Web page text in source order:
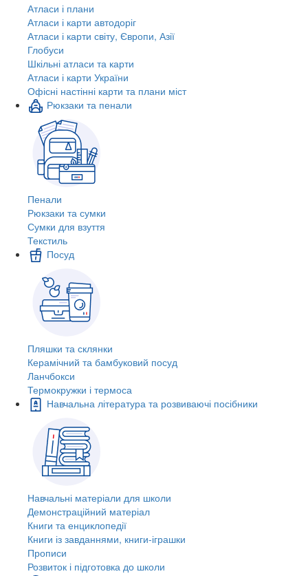
Атласи і плани
Атласи і карти автодоріг
Атласи і карти світу, Європи, Азії
Глобуси
Шкільні атласи та карти
Атласи і карти України
Офісні настінні карти та плани міст
Рюкзаки та пенали
Пенали
Рюкзаки та сумки
Сумки для взуття
Текстиль
Посуд
Пляшки та склянки
Керамічний та бамбуковий посуд
Ланчбокси
Термокружки і термоса
Навчальна література та розвиваючі посібники
Навчальні матеріали для школи
Демонстраційний матеріал
Книги та енциклопедії
Книги із завданнями, книги-іграшки
Прописи
Розвиток і підготовка до школи